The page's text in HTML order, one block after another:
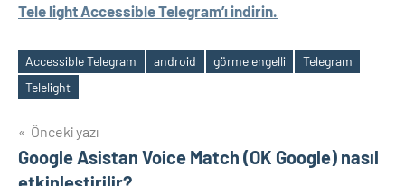
Tele light Accessible Telegram’ı indirin.
Etiketler
Accessible Telegram android görme engelli
Telegram
Telelight
Yazı
gezinmesi
Önceki yazı
Google Asistan Voice Match (OK Google) nasıl